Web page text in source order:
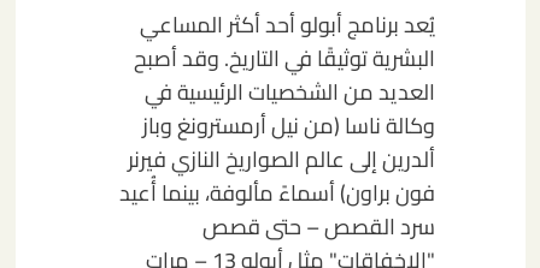
يُعد برنامج أبولو أحد أكثر المساعي
البشرية توثيقًا في التاريخ. وقد أصبح
العديد من الشخصيات الرئيسية في
وكالة ناسا (من نيل أرمسترونغ وباز
ألدرين إلى عالم الصواريخ النازي فيرنر
فون براون) أسماءً مألوفة، بينما أُعيد
سرد القصص – حتى قصص
"الإخفاقات" مثل أبولو 13 – مرات